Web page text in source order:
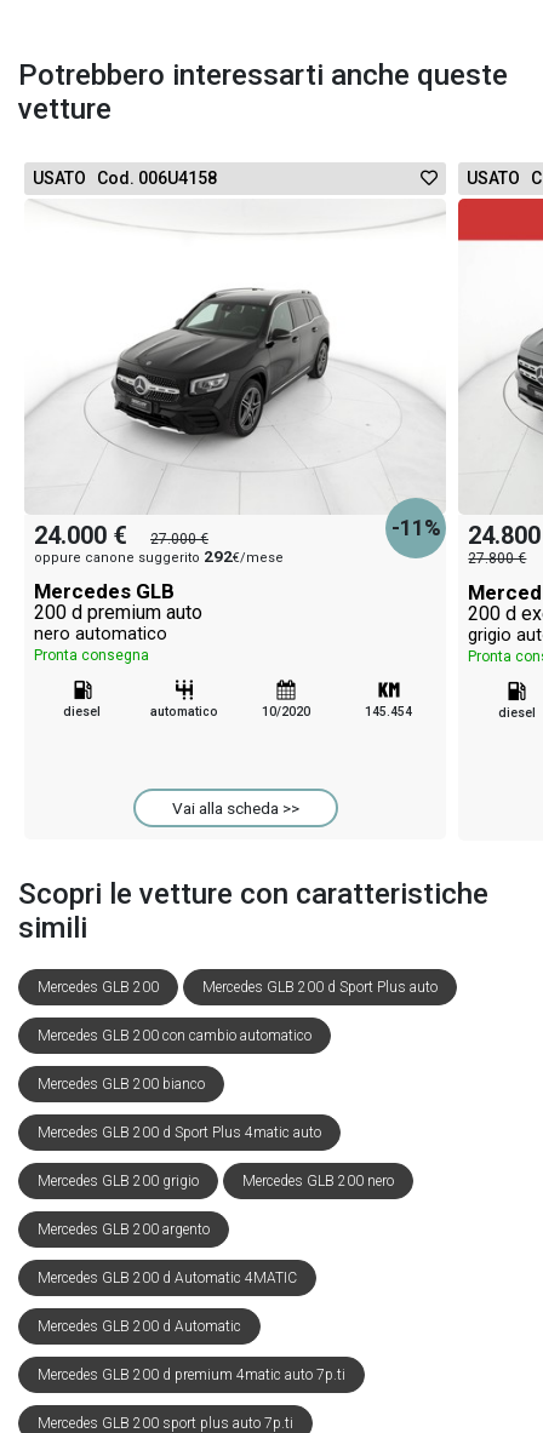
Potrebbero interessarti anche queste
vetture
USATO Cod. 006U4158
-11%
24.000 € 27.000 €
oppure canone suggerito 292€/mese
Mercedes GLB
200 d premium auto
nero automatico
Pronta consegna
diesel automatico 10/2020 145.454
Vai alla scheda >>
USATO
27.800 €
200 d
grigio
Pronta
diesel
Scopri le vetture con caratteristiche
simili
Mercedes GLB 200 Mercedes GLB 200 d Sport Plus auto
Mercedes GLB 200 con cambio automatico
Mercedes GLB 200 bianco
Mercedes GLB 200 d Sport Plus 4matic auto
Mercedes GLB 200 grigio Mercedes GLB 200 nero
Mercedes GLB 200 argento
Mercedes GLB 200 d Automatic 4MATIC
Mercedes GLB 200 d Automatic
Mercedes GLB 200 d premium 4matic auto 7p.ti
Mercedes GLB 200 sport plus auto 7p.ti